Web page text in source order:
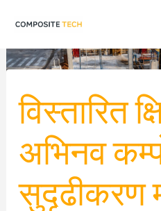
सामग्री
पर
जाएं
विस्तारित
अभिनव
सुदृढीकरण